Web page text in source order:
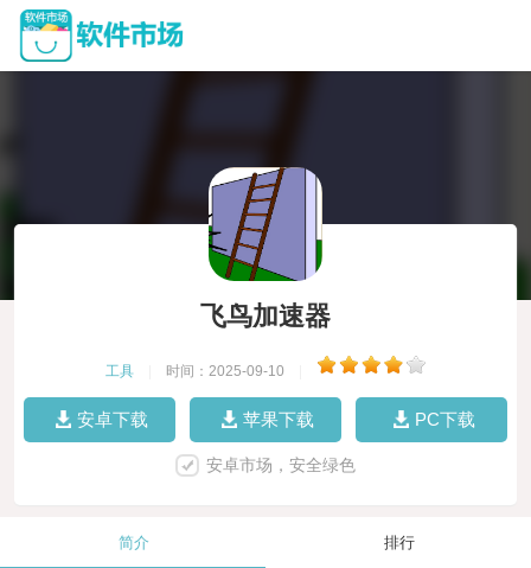
飞鸟加速器
工具 时间：2025-09-10
安卓下载 苹果下载 PC下载
安卓市场，安全绿色
简介 排行